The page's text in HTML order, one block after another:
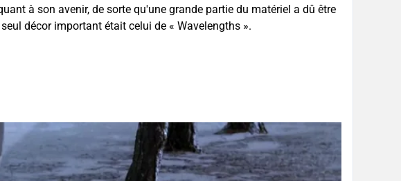
à son avenir, de sorte qu'une grande partie du matériel a dû être
décor important était celui de « Wavelengths ».